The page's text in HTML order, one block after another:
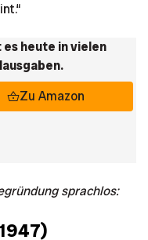
heute in vielen
Zu Amazon
sprachlos: